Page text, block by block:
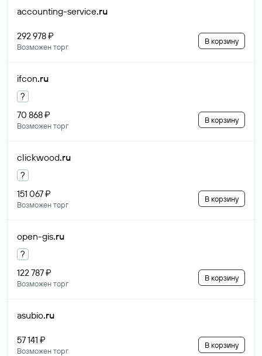
accounting-service.ru
292 978 ₽
Возможен торг
В корзину
ifcon.ru
?
70 868 ₽
Возможен торг
В корзину
clickwood.ru
?
151 067 ₽
Возможен торг
В корзину
open-gis.ru
?
122 787 ₽
Возможен торг
В корзину
asubio.ru
57 141 ₽
Возможен торг
В корзину